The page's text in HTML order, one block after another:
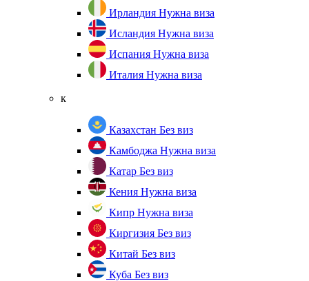
Ирландия Нужна виза
Исландия Нужна виза
Испания Нужна виза
Италия Нужна виза
к
Казахстан Без виз
Камбоджа Нужна виза
Катар Без виз
Кения Нужна виза
Кипр Нужна виза
Киргизия Без виз
Китай Без виз
Куба Без виз